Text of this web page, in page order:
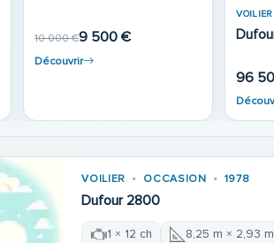
VOILIER OCCASION 1978
Dufour 2800
1 × 12 ch 8,25 m × 2,93 m